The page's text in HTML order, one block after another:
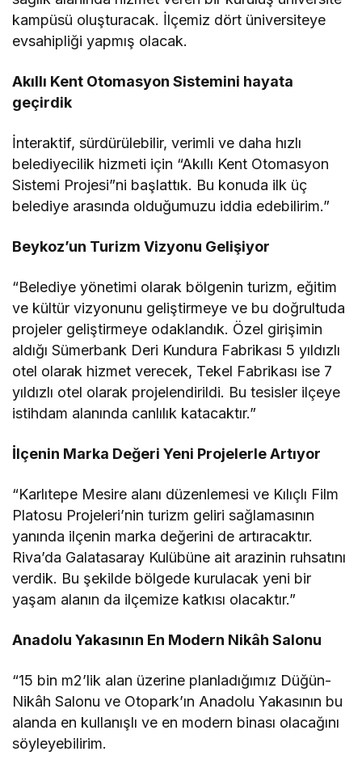
kampüsü oluşturacak. İlçemiz dört üniversiteye
evsahipliği yapmış olacak.
Akıllı Kent Otomasyon Sistemini hayata
geçirdik
İnteraktif, sürdürülebilir, verimli ve daha hızlı
belediyecilik hizmeti için “Akıllı Kent Otomasyon
Sistemi Projesi”ni başlattık. Bu konuda ilk üç
belediye arasında olduğumuzu iddia edebilirim.”
Beykoz’un Turizm Vizyonu Gelişiyor
“Belediye yönetimi olarak bölgenin turizm, eğitim
ve kültür vizyonunu geliştirmeye ve bu doğrultuda
projeler geliştirmeye odaklandık. Özel girişimin
aldığı Sümerbank Deri Kundura Fabrikası 5 yıldızlı
otel olarak hizmet verecek, Tekel Fabrikası ise 7
yıldızlı otel olarak projelendirildi. Bu tesisler ilçeye
istihdam alanında canlılık katacaktır.”
İlçenin Marka Değeri Yeni Projelerle Artıyor
“Karlıtepe Mesire alanı düzenlemesi ve Kılıçlı Film
Platosu Projeleri’nin turizm geliri sağlamasının
yanında ilçenin marka değerini de artıracaktır.
Riva’da Galatasaray Kulübüne ait arazinin ruhsatını
verdik. Bu şekilde bölgede kurulacak yeni bir
yaşam alanın da ilçemize katkısı olacaktır.”
Anadolu Yakasının En Modern Nikâh Salonu
“15 bin m2’lik alan üzerine planladığımız Düğün-
Nikâh Salonu ve Otopark’ın Anadolu Yakasının bu
alanda en kullanışlı ve en modern binası olacağını
söyleyebilirim.